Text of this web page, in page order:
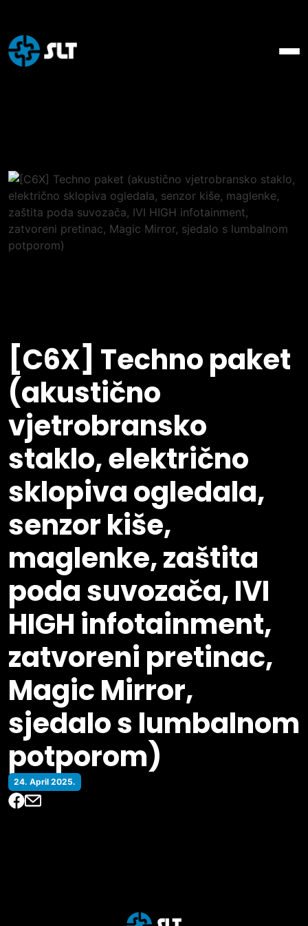
[C6X] Techno paket
(akustično
vjetrobransko
staklo, električno
sklopiva ogledala,
senzor kiše,
maglenke, zaštita
poda suvozača, IVI
HIGH infotainment,
zatvoreni pretinac,
Magic Mirror,
sjedalo s lumbalnom
potporom)
24. April 2025.